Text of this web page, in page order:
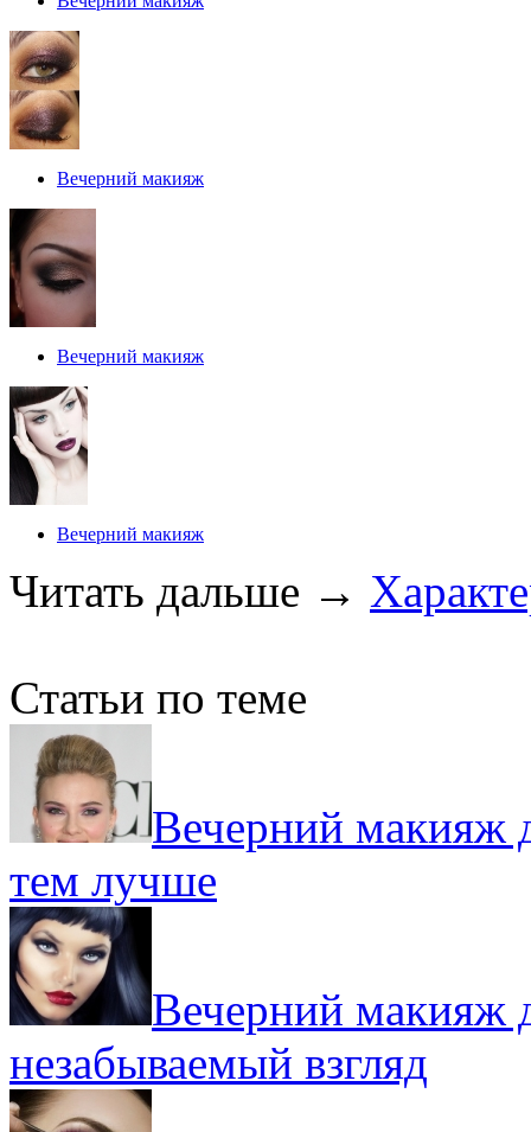
Вечерний макияж
Вечерний макияж
Вечерний макияж
Читать дальше →
Статьи по теме
Вечерний макияж
тем лучше
Вечерний макияж
незабываемый взгляд